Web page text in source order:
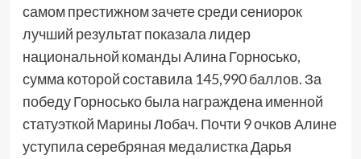
самом престижном зачете среди сениорок
лучший результат показала лидер
национальной команды Алина Горносько,
сумма которой составила 145,990 баллов. За
победу Горносько была награждена именной
статуэткой Марины Лобач. Почти 9 очков Алине
уступила серебряная медалистка Дарья